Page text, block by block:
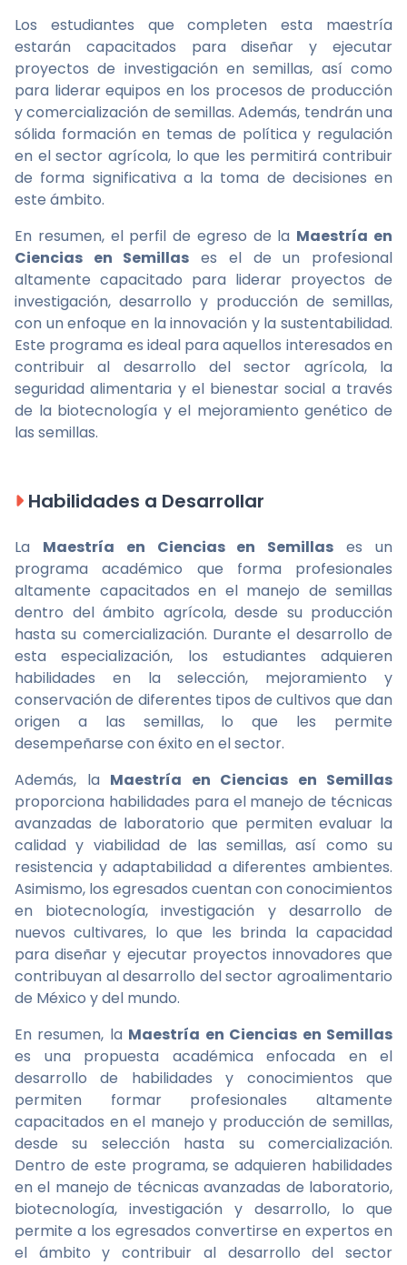
Los estudiantes que completen esta maestría
estarán capacitados para diseñar y ejecutar
proyectos de investigación en semillas, así como
para liderar equipos en los procesos de producción
y comercialización de semillas. Además, tendrán una
sólida formación en temas de política y regulación
en el sector agrícola, lo que les permitirá contribuir
de forma significativa a la toma de decisiones en
este ámbito.
En resumen, el perfil de egreso de la Maestría en
Ciencias en Semillas es el de un profesional
altamente capacitado para liderar proyectos de
investigación, desarrollo y producción de semillas,
con un enfoque en la innovación y la sustentabilidad.
Este programa es ideal para aquellos interesados en
contribuir al desarrollo del sector agrícola, la
seguridad alimentaria y el bienestar social a través
de la biotecnología y el mejoramiento genético de
las semillas.
Habilidades a Desarrollar
La Maestría en Ciencias en Semillas es un
programa académico que forma profesionales
altamente capacitados en el manejo de semillas
dentro del ámbito agrícola, desde su producción
hasta su comercialización. Durante el desarrollo de
esta especialización, los estudiantes adquieren
habilidades en la selección, mejoramiento y
conservación de diferentes tipos de cultivos que dan
origen a las semillas, lo que les permite
desempeñarse con éxito en el sector.
Además, la Maestría en Ciencias en Semillas
proporciona habilidades para el manejo de técnicas
avanzadas de laboratorio que permiten evaluar la
calidad y viabilidad de las semillas, así como su
resistencia y adaptabilidad a diferentes ambientes.
Asimismo, los egresados cuentan con conocimientos
en biotecnología, investigación y desarrollo de
nuevos cultivares, lo que les brinda la capacidad
para diseñar y ejecutar proyectos innovadores que
contribuyan al desarrollo del sector agroalimentario
de México y del mundo.
En resumen, la Maestría en Ciencias en Semillas
es una propuesta académica enfocada en el
desarrollo de habilidades y conocimientos que
permiten formar profesionales altamente
capacitados en el manejo y producción de semillas,
desde su selección hasta su comercialización.
Dentro de este programa, se adquieren habilidades
en el manejo de técnicas avanzadas de laboratorio,
biotecnología, investigación y desarrollo, lo que
permite a los egresados convertirse en expertos en
el ámbito y contribuir al desarrollo del sector